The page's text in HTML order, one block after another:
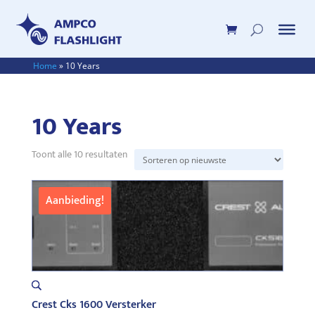
Home » 10 Years
10 Years
Toont alle 10 resultatenGesorteerd
nieuwste
Aanbieding!
Crest Cks 1600 Versterker